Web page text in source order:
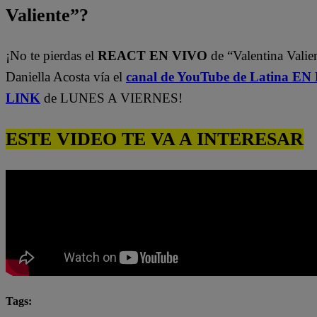
Valiente”?
¡No te pierdas el REACT EN VIVO de “Valentina
Daniella Acosta vía el canal de YouTube de Latina EN
LINK de LUNES A VIERNES!
ESTE VIDEO TE VA A INTERESAR
Tags: